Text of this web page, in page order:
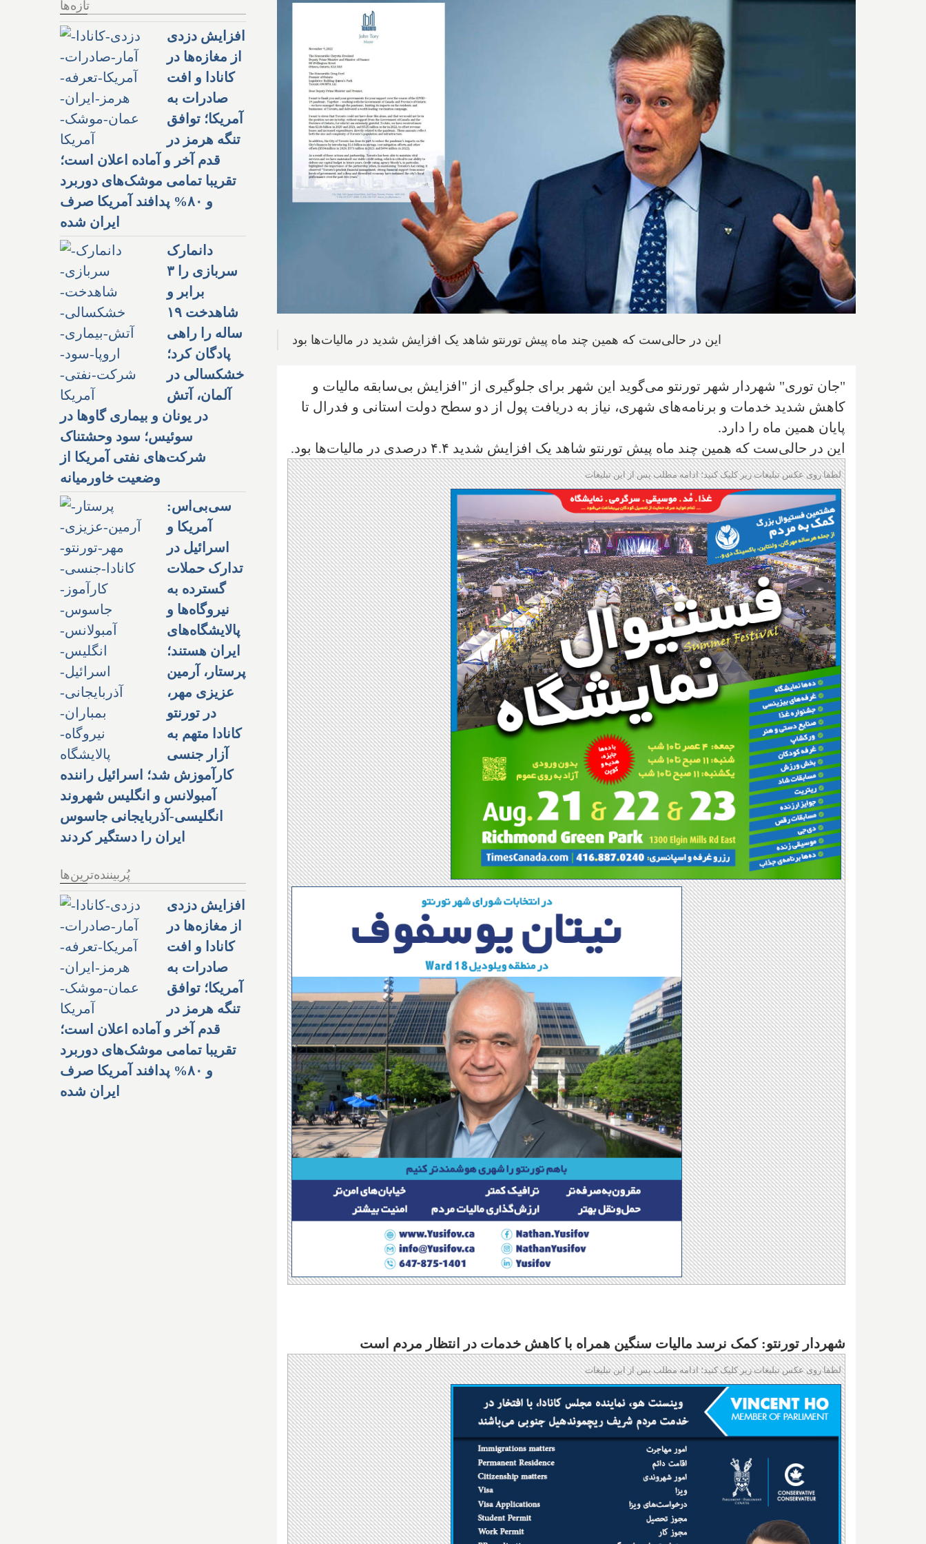
این در حالی‌ست که همین چند ماه پیش تورنتو شاهد یک افزایش شدید در مالیات‌ها بود
"جان توری" شهردار شهر تورنتو می‌گوید این شهر برای جلوگیری از "افزایش بی‌سابقه مالیات و
کاهش شدید خدمات و برنامه‌های شهری، نیاز به دریافت پول از دو سطح دولت استانی و فدرال تا
پایان همین ماه را دارد.
این در حالی‌ست که همین چند ماه پیش تورنتو شاهد یک افزایش شدید ۴.۴ درصدی در مالیات‌ها بود.
لطفا روی عکس تبلیغات زیر کلیک کنید؛ ادامه مطلب پس از این تبلیغات
شهردار تورنتو: کمک نرسد مالیات سنگین همراه با کاهش خدمات در انتظار مردم است
لطفا روی عکس تبلیغات زیر کلیک کنید؛ ادامه مطلب پس از این تبلیغات
تازه‌ها
افزایش دزدی
از مغازه‌ها در
کانادا و افت
صادرات به
آمریکا؛ توافق
تنگه هرمز در
قدم آخر و آماده اعلان است؛
تقریبا تمامی موشک‌های دوربرد
و ۸۰% پدافند آمریکا صرف
ایران شده
دانمارک
سربازی را ۳
برابر و
شاهدخت ۱۹
ساله را راهی
پادگان کرد؛
خشکسالی در
آلمان، آتش
در یونان و بیماری گاوها در
سوئیس؛ سود وحشتناک
شرکت‌های نفتی آمریکا از
وضعیت خاورمیانه
سی‌بی‌اس:
آمریکا و
اسرائیل در
تدارک حملات
گسترده به
نیروگاه‌ها و
پالایشگاه‌های
ایران هستند؛
پرستار، آرمین
عزیزی مهر،
در تورنتو
کانادا متهم به
آزار جنسی
کارآموزش شد؛ اسرائیل راننده
آمبولانس و انگلیس شهروند
انگلیسی-آذربایجانی جاسوس
ایران را دستگیر کردند
پُربیننده‌ترین‌ها
افزایش دزدی
از مغازه‌ها در
کانادا و افت
صادرات به
آمریکا؛ توافق
تنگه هرمز در
قدم آخر و آماده اعلان است؛
تقریبا تمامی موشک‌های دوربرد
و ۸۰% پدافند آمریکا صرف
ایران شده